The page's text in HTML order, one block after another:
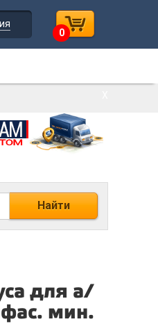
0
Найти
для а/
мин.